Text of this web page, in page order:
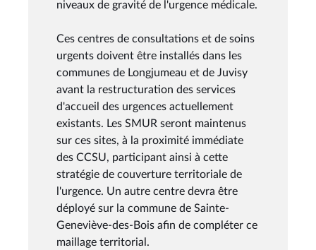
niveaux de gravité de l'urgence médicale.
Ces centres de consultations et de soins
urgents doivent être installés dans les
communes de Longjumeau et de Juvisy
avant la restructuration des services
d'accueil des urgences actuellement
existants. Les SMUR seront maintenus
sur ces sites, à la proximité immédiate
des CCSU, participant ainsi à cette
stratégie de couverture territoriale de
l'urgence. Un autre centre devra être
déployé sur la commune de Sainte-
Geneviève-des-Bois afin de compléter ce
maillage territorial.